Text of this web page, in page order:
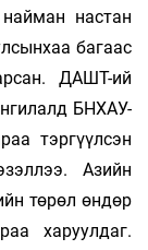
настан
багаас
ДАШТ-ий
БНХАУ-
тэргүүлсэн
Азийн
төрөл өндөр
харуулдаг.